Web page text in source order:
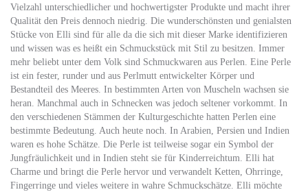
Vielzahl unterschiedlicher und hochwertigster Produkte und macht ihrer
Qualität den Preis dennoch niedrig. Die wunderschönsten und genialsten
Stücke von Elli sind für alle da die sich mit dieser Marke identifizieren
und wissen was es heißt ein Schmuckstück mit Stil zu besitzen. Immer
mehr beliebt unter dem Volk sind Schmuckwaren aus Perlen. Eine Perle
ist ein fester, runder und aus Perlmutt entwickelter Körper und
Bestandteil des Meeres. In bestimmten Arten von Muscheln wachsen sie
heran. Manchmal auch in Schnecken was jedoch seltener vorkommt. In
den verschiedenen Stämmen der Kulturgeschichte hatten Perlen eine
bestimmte Bedeutung. Auch heute noch. In Arabien, Persien und Indien
waren es hohe Schätze. Die Perle ist teilweise sogar ein Symbol der
Jungfräulichkeit und in Indien steht sie für Kinderreichtum. Elli hat
Charme und bringt die Perle hervor und verwandelt Ketten, Ohrringe,
Fingerringe und vieles weitere in wahre Schmuckschätze. Elli möchte